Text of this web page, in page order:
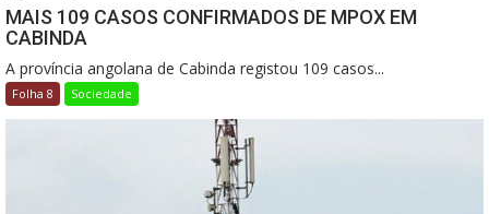
MAIS 109 CASOS CONFIRMADOS DE MPOX EM
CABINDA
A província angolana de Cabinda registou 109 casos...
Folha 8 Sociedade